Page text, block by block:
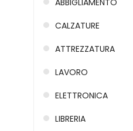
ABBIGLIAMENTO
CALZATURE
ATTREZZATURA
LAVORO
ELETTRONICA
LIBRERIA